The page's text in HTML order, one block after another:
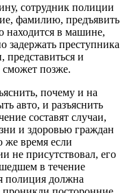
сотрудник полиции
фамилию, предъявить
находится в машине,
задержать преступника
представиться и
сможет позже.
почему и на
авто, и разъяснить
составят случаи,
и здоровью граждан
же время если
не присутствовал, его
в течение
полиция должна